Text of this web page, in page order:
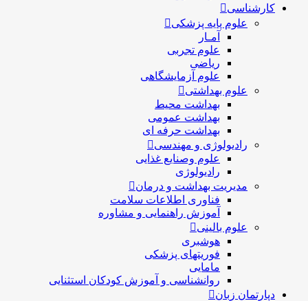
کارشناسی
علوم پایه پزشکی
آمـار
علوم تجربی
ریاضی
علوم آزمایشگاهی
علوم بهداشتی
بهداشت محیط
بهداشت عمومی
بهداشت حرفه ای
رادیولوژی و مهندسی
علوم وصنایع غذایی
رادیولوژی
مدیریت بهداشت و درمان
فناوری اطلاعات سلامت
آموزش راهنمایی و مشاوره
علوم بالینی
هوشبری
فوریتهای پزشکی
مامایی
روانشناسی و آموزش کودکان استثنایی
دپارتمان زبان